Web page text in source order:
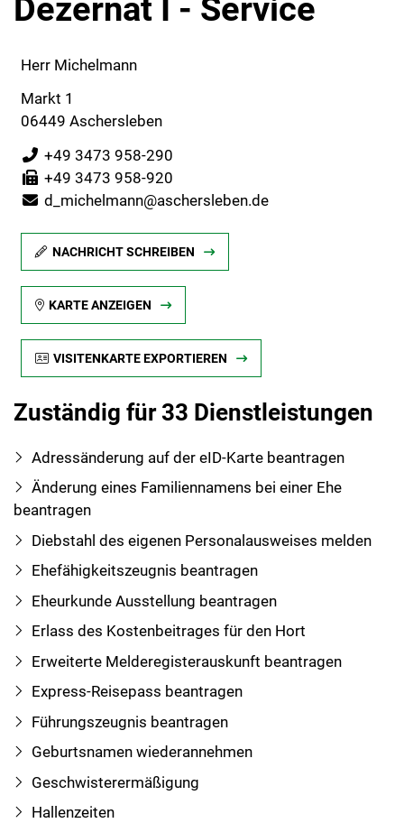
Dezernat I - Service
Herr Michelmann
Markt 1
06449 Aschersleben
+49 3473 958-290
+49 3473 958-920
d_michelmann@aschersleben.de
NACHRICHT SCHREIBEN
KARTE ANZEIGEN
VISITENKARTE EXPORTIEREN
Zuständig für 33 Dienstleistungen
Adressänderung auf der eID-Karte beantragen
Änderung eines Familiennamens bei einer Ehe
beantragen
Diebstahl des eigenen Personalausweises melden
Ehefähigkeitszeugnis beantragen
Eheurkunde Ausstellung beantragen
Erlass des Kostenbeitrages für den Hort
Erweiterte Melderegisterauskunft beantragen
Express-Reisepass beantragen
Führungszeugnis beantragen
Geburtsnamen wiederannehmen
Geschwisterermäßigung
Hallenzeiten